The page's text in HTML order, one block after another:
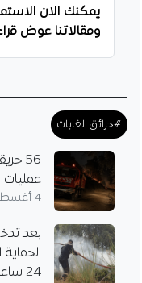
غويري يُثير الشكوك حول
مستقبله.. هل يُريد مغادرة
مرسيليا؟
أجاب الدولي الجزائري أمين
غويري، على أسئلة تتعلق
بمستقبله مع مرسيليا، لكن لم
يؤكد بقاءه مع الفريق، بل
يمكنك الآن
ومقالاتنا عوض
#حرائق الغابات
عمليات
4 أغسطس 2026
بعد
24 ساعة